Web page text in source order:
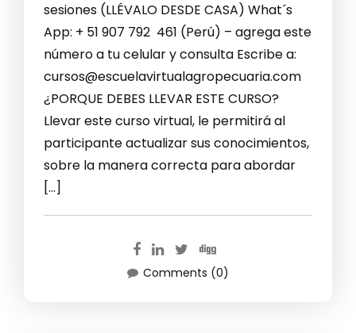
sesiones (LLÉVALO DESDE CASA) What´s
App: + 51 907 792 461 (Perú) – agrega este
número a tu celular y consulta Escribe a:
cursos@escuelavirtualagropecuaria.com
¿PORQUE DEBES LLEVAR ESTE CURSO?
Llevar este curso virtual, le permitirá al
participante actualizar sus conocimientos,
sobre la manera correcta para abordar
[…]
Comments (0)